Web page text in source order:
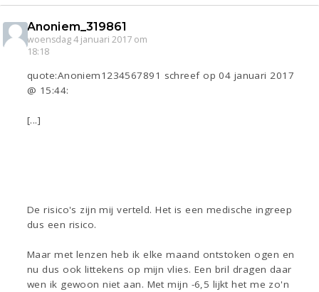
Anoniem_319861
woensdag 4 januari 2017 om
18:18
quote:Anoniem1234567891 schreef op 04 januari 2017
@ 15:44:
[...]
De risico's zijn mij verteld. Het is een medische ingreep
dus een risico.
Maar met lenzen heb ik elke maand ontstoken ogen en
nu dus ook littekens op mijn vlies. Een bril dragen daar
wen ik gewoon niet aan. Met mijn -6,5 lijkt het me zo'n